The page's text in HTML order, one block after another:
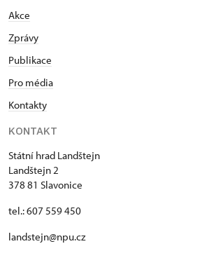
Akce
Zprávy
Publikace
Pro média
Kontakty
KONTAKT
Státní hrad Landštejn
Landštejn 2
378 81 Slavonice
tel.: 607 559 450
landstejn@npu.cz